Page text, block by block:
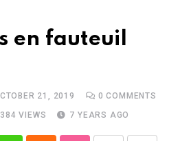
en fauteuil
21, 2019 0 COMMENTS
VIEWS 7 YEARS AGO